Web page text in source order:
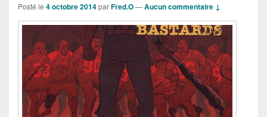
Posté le 4 octobre 2014parFred.O—Aucun commentaire ↓